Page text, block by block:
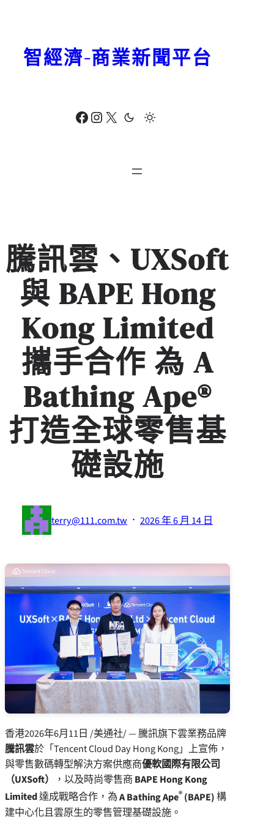
Facebook Instagram X
智經濟-商業新聞平台
騰訊雲、UXSoft
與 BAPE Hong
Kong Limited
攜手合作 為 A
Bathing Ape®
打造全球零售基
礎設施
terry@111.com.tw · 2026 年 6 月 14 日
香港2026年6月11日 /美通社/ — 騰訊旗下雲業務品牌
騰訊雲於「Tencent Cloud Day Hong Kong」上宣佈，
與零售數碼轉型解決方案供應商優軟國際有限公司
（UXSoft） ，以及時尚零售商BAPE Hong Kong
Limited達成戰略合作，為A Bathing Ape® (BAPE)構
建中心化且雲原生的零售管理基礎設施。